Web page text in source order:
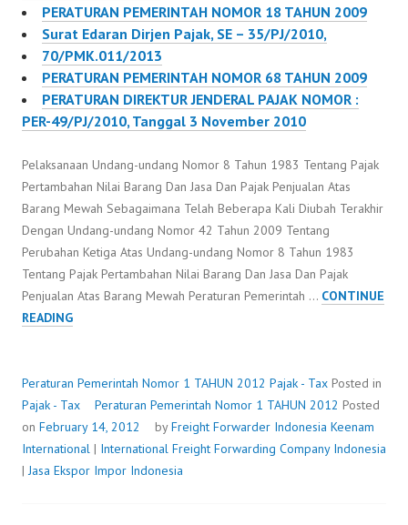
PERATURAN PEMERINTAH NOMOR 18 TAHUN 2009
Surat Edaran Dirjen Pajak, SE – 35/PJ/2010,
70/PMK.011/2013
PERATURAN PEMERINTAH NOMOR 68 TAHUN 2009
PERATURAN DIREKTUR JENDERAL PAJAK NOMOR :
PER-49/PJ/2010, Tanggal 3 November 2010
Pelaksanaan Undang-undang Nomor 8 Tahun 1983 Tentang Pajak
Pertambahan Nilai Barang Dan Jasa Dan Pajak Penjualan Atas
Barang Mewah Sebagaimana Telah Beberapa Kali Diubah Terakhir
Dengan Undang-undang Nomor 42 Tahun 2009 Tentang
Perubahan Ketiga Atas Undang-undang Nomor 8 Tahun 1983
Tentang Pajak Pertambahan Nilai Barang Dan Jasa Dan Pajak
Penjualan Atas Barang Mewah Peraturan Pemerintah … CONTINUE
READINGPERATURAN
1
TAHUN
2012
Peraturan Pemerintah Nomor 1 TAHUN 2012 Pajak - Tax Posted in
Pajak - Tax
Peraturan Pemerintah Nomor 1 TAHUN 2012 Posted
on February 14, 2012 byFreight Forwarder Indonesia Keenam
International | International Freight Forwarding Company Indonesia
|Jasa Ekspor Impor Indonesia